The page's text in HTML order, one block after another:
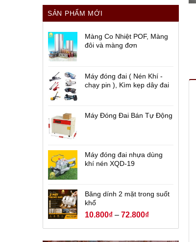
SẢN PHẨM MỚI
Màng Co Nhiệt POF, Màng
đôi và màng đơn
Máy đóng đai ( Nén Khí -
chạy pin ), Kìm kẹp dây đai
Máy Đóng Đai Bán Tự Động
Máy đóng đai nhựa dùng
khí nén XQD-19
Băng dính 2 mặt trong suốt
khổ
10.800₫ – 72.800₫